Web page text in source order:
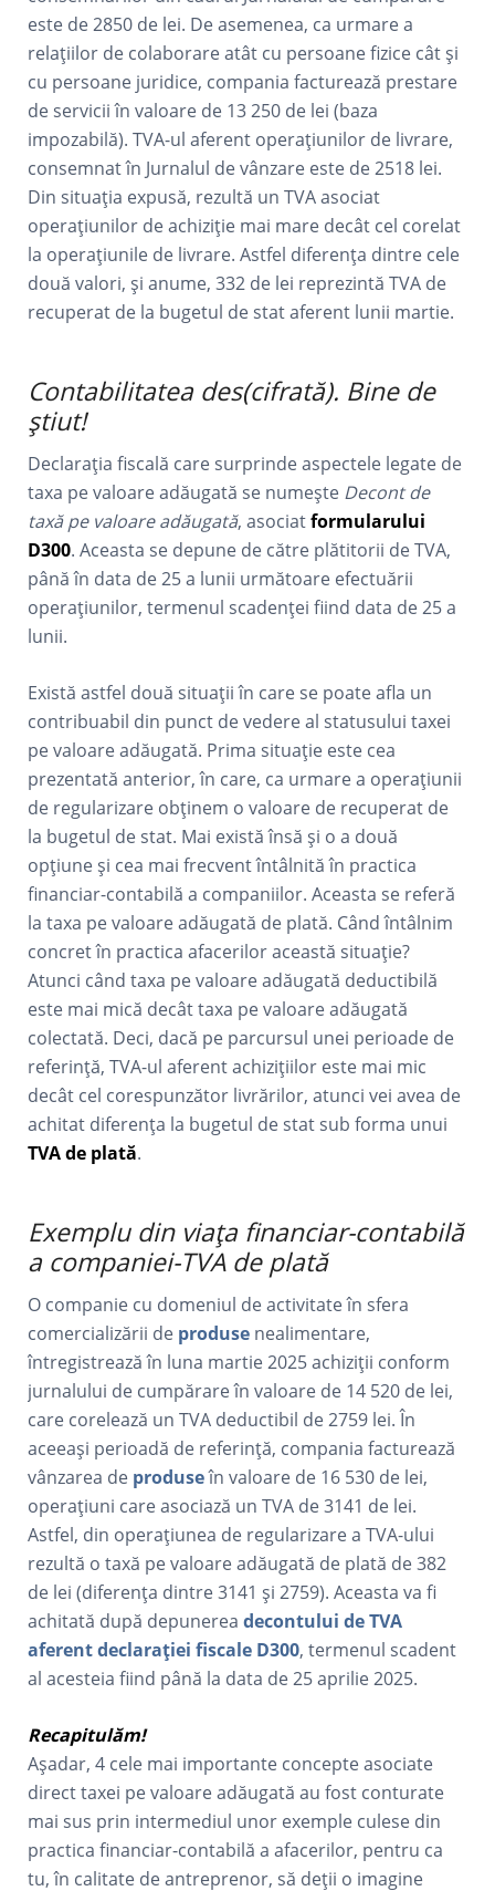
este de 2850 de lei. De asemenea, ca urmare a
relațiilor de colaborare atât cu persoane fizice cât și
cu persoane juridice, compania facturează prestare
de servicii în valoare de 13 250 de lei (baza
impozabilă). TVA-ul aferent operațiunilor de livrare,
consemnat în Jurnalul de vânzare este de 2518 lei.
Din situația expusă, rezultă un TVA asociat
operațiunilor de achiziție mai mare decât cel corelat
la operațiunile de livrare. Astfel diferența dintre cele
două valori, și anume, 332 de lei reprezintă TVA de
recuperat de la bugetul de stat aferent lunii martie.
Contabilitatea des(cifrată). Bine de
știut!
Declarația fiscală care surprinde aspectele legate de
taxa pe valoare adăugată se numește Decont de
taxă pe valoare adăugată, asociatformularului
D300. Aceasta se depune de către plătitorii de TVA,
până în data de 25 a lunii următoare efectuării
operațiunilor, termenul scadenței fiind data de 25 a
lunii.
Există astfel două situații în care se poate afla un
contribuabil din punct de vedere al statusului taxei
pe valoare adăugată. Prima situație este cea
prezentată anterior, în care, ca urmare a operațiunii
de regularizare obținem o valoare de recuperat de
la bugetul de stat. Mai există însă și o a două
opțiune și cea mai frecvent întâlnită în practica
financiar-contabilă a companiilor. Aceasta se referă
la taxa pe valoare adăugată de plată. Când întâlnim
concret în practica afacerilor această situație?
Atunci când taxa pe valoare adăugată deductibilă
este mai mică decât taxa pe valoare adăugată
colectată. Deci, dacă pe parcursul unei perioade de
referință, TVA-ul aferent achizițiilor este mai mic
decât cel corespunzător livrărilor, atunci vei avea de
achitat diferența la bugetul de stat sub forma unui
TVA de plată.
Exemplu din viața financiar-contabilă
a companiei-TVA de plată
O companie cu domeniul de activitate în sfera
comercializării de produse nealimentare,
întregistrează în luna martie 2025 achiziții conform
jurnalului de cumpărare în valoare de 14 520 de lei,
care corelează un TVA deductibil de 2759 lei. În
aceeași perioadă de referință, compania facturează
vânzarea de produseîn valoare de 16 530 de lei,
operațiuni care asociază un TVA de 3141 de lei.
Astfel, din operațiunea de regularizare a TVA-ului
rezultă o taxă pe valoare adăugată de plată de 382
de lei (diferența dintre 3141 și 2759). Aceasta va fi
achitată după depunereadecontului de TVA
aferent declarației fiscale D300, termenul scadent
al acesteia fiind până la data de 25 aprilie 2025.
Recapitulăm!
Așadar, 4 cele mai importante concepte asociate
direct taxei pe valoare adăugată au fost conturate
mai sus prin intermediul unor exemple culese din
practica financiar-contabilă a afacerilor, pentru ca
tu, în calitate de antreprenor, să deții o imagine